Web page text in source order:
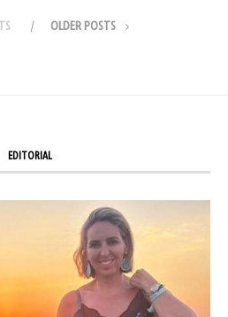
OLDER POSTS
EDITORIAL